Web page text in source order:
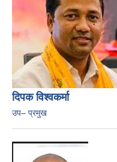
दिपक विश्वकर्मा
उप– प्रमुख